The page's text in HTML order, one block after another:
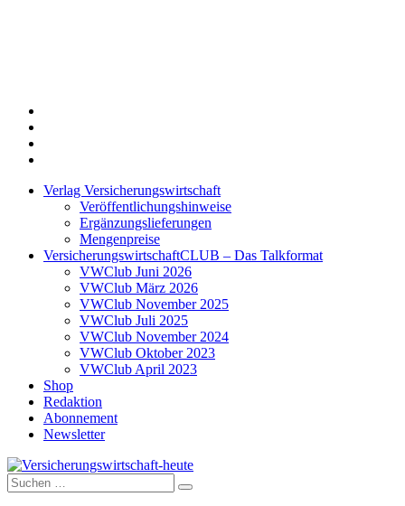
Verlag Versicherungswirtschaft
Veröffentlichungshinweise
Ergänzungslieferungen
Mengenpreise
VersicherungswirtschaftCLUB – Das Talkformat
VWClub Juni 2026
VWClub März 2026
VWClub November 2025
VWClub Juli 2025
VWClub November 2024
VWClub Oktober 2023
VWClub April 2023
Shop
Redaktion
Abonnement
Newsletter
Versicherungswirtschaft-heute
Suche
nach: